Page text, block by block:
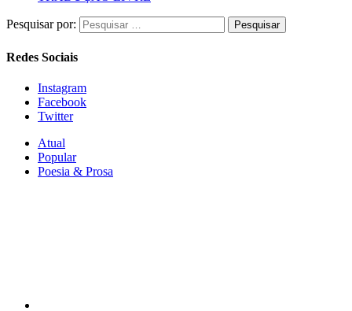
Pesquisar por:
Redes Sociais
Instagram
Facebook
Twitter
Atual
Popular
Poesia & Prosa